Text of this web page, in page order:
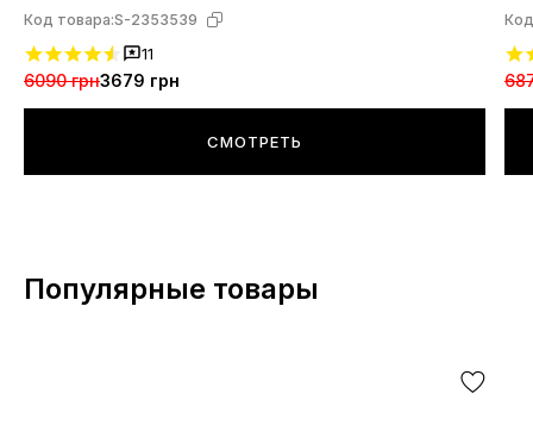
Код товара:S-2353539
11
6090 грн3679 грн
СМОТРЕТЬ
Популярные товары